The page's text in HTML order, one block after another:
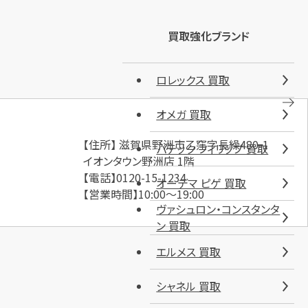
【住所】 滋賀県野洲市乙窪字長繰480-1
イオンタウン野洲店 1階
【電話】0120-15-1234
【営業時間】10:00～19:00
買取強化ブランド
ロレックス 買取
オメガ 買取
パテック フィリップ 買取
オーデマ ピゲ 買取
ヴァシュロン・コンスタンタ
ン 買取
エルメス 買取
シャネル 買取